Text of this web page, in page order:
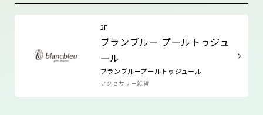
2F
ブランブルー プールトゥジュ
ール
ブランブループールトゥジュール
アクセサリー雑貨